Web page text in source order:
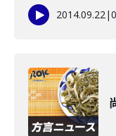
2014.09.22|